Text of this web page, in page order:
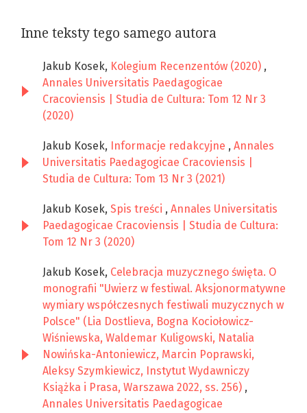
Inne teksty tego samego autora
Jakub Kosek, Kolegium Recenzentów (2020) ,
Annales Universitatis Paedagogicae
Cracoviensis | Studia de Cultura: Tom 12 Nr 3
(2020)
Jakub Kosek, Informacje redakcyjne , Annales
Universitatis Paedagogicae Cracoviensis |
Studia de Cultura: Tom 13 Nr 3 (2021)
Jakub Kosek, Spis treści , Annales Universitatis
Paedagogicae Cracoviensis | Studia de Cultura:
Tom 12 Nr 3 (2020)
Jakub Kosek, Celebracja muzycznego święta. O
monografii "Uwierz w festiwal. Aksjonormatywne
wymiary współczesnych festiwali muzycznych w
Polsce" (Lia Dostlieva, Bogna Kociołowicz-
Wiśniewska, Waldemar Kuligowski, Natalia
Nowińska-Antoniewicz, Marcin Poprawski,
Aleksy Szymkiewicz, Instytut Wydawniczy
Książka i Prasa, Warszawa 2022, ss. 256) ,
Annales Universitatis Paedagogicae